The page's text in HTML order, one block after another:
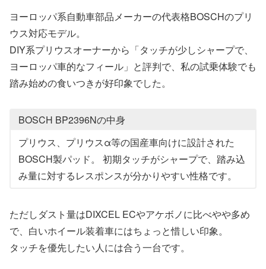
ヨーロッパ系自動車部品メーカーの代表格BOSCHのプリ
ウス対応モデル。
DIY系プリウスオーナーから「タッチが少しシャープで、
ヨーロッパ車的なフィール」と評判で、私の試乗体験でも
踏み始めの食いつきが好印象でした。
BOSCH BP2396Nの中身
プリウス、プリウスα等の国産車向けに設計された
BOSCH製パッド。 初期タッチがシャープで、踏み込
み量に対するレスポンスが分かりやすい性格です。
ただしダスト量はDIXCEL ECやアケボノに比べやや多め
で、白いホイール装着車にはちょっと惜しい印象。
タッチを優先したい人には合う一台です。